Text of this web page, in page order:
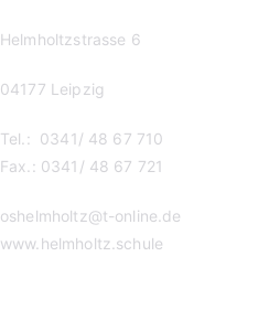
Helmholtzstrasse 6
04177 Leipzig
Tel.: 0341/ 48 67 710
Fax.: 0341/ 48 67 721
oshelmholtz@t-online.de
www.helmholtz.schule